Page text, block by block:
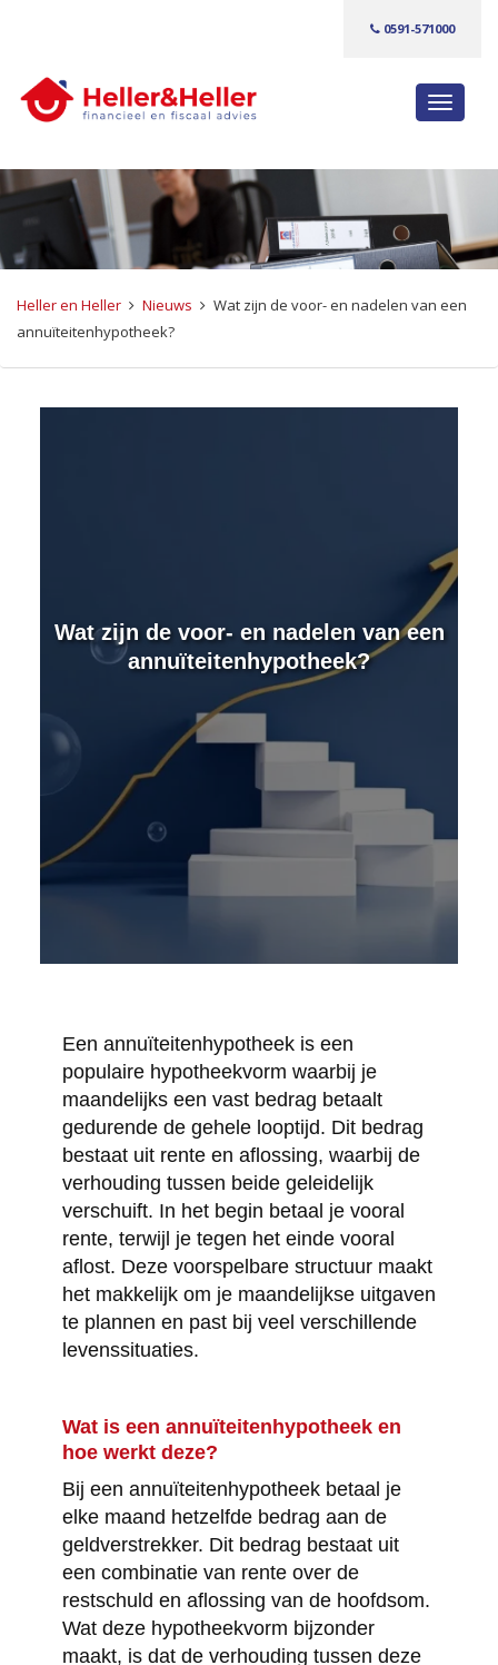
0591-571000
S
k
e
l
i
Heller en Heller Nieuws
Wat zijn de voor- en nadelen van een
annuïteitenhypotheek?
Wat zijn de voor- en nadelen van een
annuïteitenhypotheek?
Een annuïteitenhypotheek is een
populaire hypotheekvorm waarbij je
maandelijks een vast bedrag betaalt
gedurende de gehele looptijd. Dit bedrag
bestaat uit rente en aflossing, waarbij de
verhouding tussen beide geleidelijk
verschuift. In het begin betaal je vooral
rente, terwijl je tegen het einde vooral
aflost. Deze voorspelbare structuur maakt
het makkelijk om je maandelijkse uitgaven
te plannen en past bij veel verschillende
levenssituaties.
Wat is een annuïteitenhypotheek en
hoe werkt deze?
Bij een annuïteitenhypotheek betaal je
elke maand hetzelfde bedrag aan de
geldverstrekker. Dit bedrag bestaat uit
een combinatie van rente over de
restschuld en aflossing van de hoofdsom.
Wat deze hypotheekvorm bijzonder
maakt, is dat de verhouding tussen deze